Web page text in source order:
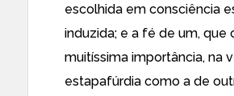
escolhida em consciência
induzida; e a fé de um, que
muitíssima importância, na
estapafúrdia como a de